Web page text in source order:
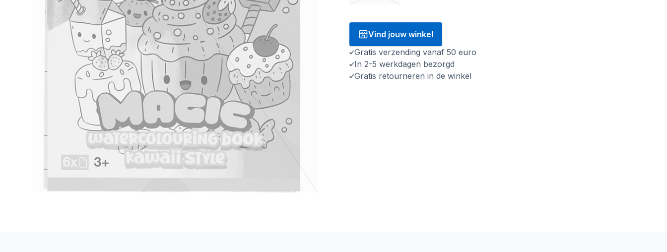
Vind jouw winkel
Gratis verzending vanaf 50 euro
In 2-5 werkdagen bezorgd
Gratis retourneren in de winkel